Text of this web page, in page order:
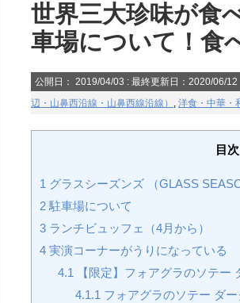
世界三大珍味が食
車場について！食
公開日： 2019/04/03 : 最終更新日：2020/06/12
辺・山鼻西沿線・山鼻西線沿線） , 洋食・中華・
目次
1 グラスシーズンズ （GLASS
2 駐車場について
3 ランチビュッフェ（4月から）
4 実演コーナーがうりになっている
4.1 【限定】フォアグラのソテー
4.1.1 フォアグラのソテー ダ